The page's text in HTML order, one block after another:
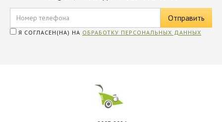
Я СОГЛАСЕН(НА) НА ОБРАБОТКУ ПЕРСОНАЛЬНЫХ ДАННЫХ